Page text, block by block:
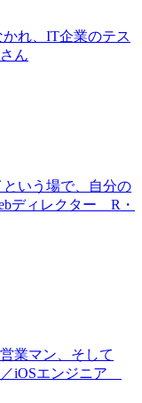
かれ、IT企業のテス
ん​
という場で、自分の
ディレクター R・
業マン、そして
／iOSエンジニア